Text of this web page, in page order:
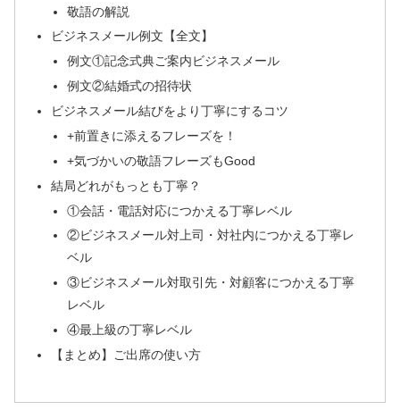
敬語の解説
ビジネスメール例文【全文】
例文①記念式典ご案内ビジネスメール
例文②結婚式の招待状
ビジネスメール結びをより丁寧にするコツ
+前置きに添えるフレーズを！
+気づかいの敬語フレーズもGood
結局どれがもっとも丁寧？
①会話・電話対応につかえる丁寧レベル
②ビジネスメール対上司・対社内につかえる丁寧レ
ベル
③ビジネスメール対取引先・対顧客につかえる丁寧
レベル
④最上級の丁寧レベル
【まとめ】ご出席の使い方